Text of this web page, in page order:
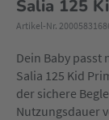
Salia 125
Artikel-Nr.
Dein Baby passt
Salia 125 Kid
der sichere
Nutzungsdauer